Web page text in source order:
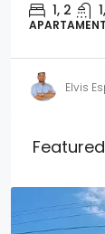
1, 2
Elvis